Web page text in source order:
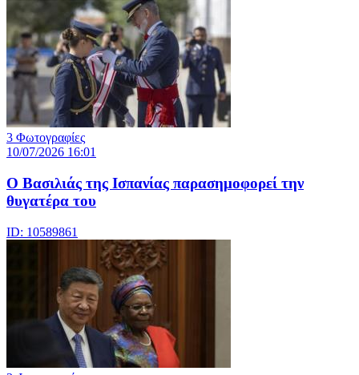
3 Φωτογραφίες
10/07/2026 16:01
Ο Βασιλιάς της Ισπανίας παρασημοφορεί την
θυγατέρα του
ID: 10589861